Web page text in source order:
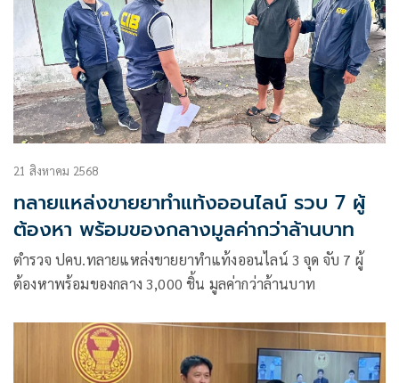
21 สิงหาคม 2568
ทลายแหล่งขายยาทำแท้งออนไลน์ รวบ 7 ผู้
ต้องหา พร้อมของกลางมูลค่ากว่าล้านบาท
ตำรวจ ปคบ.ทลายแหล่งขายยาทำแท้งออนไลน์ 3 จุด จับ 7 ผู้
ต้องหาพร้อมของกลาง 3,000 ชิ้น มูลค่ากว่าล้านบาท